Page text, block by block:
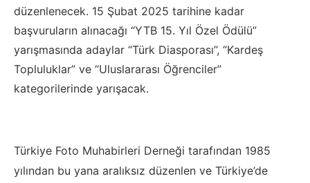
düzenlenecek. 15 Şubat 2025 tarihine kadar
başvuruların alınacağı “YTB 15. Yıl Özel Ödülü”
yarışmasında adaylar “Türk Diasporası”, “Kardeş
Topluluklar” ve “Uluslararası Öğrenciler”
kategorilerinde yarışacak.
Türkiye Foto Muhabirleri Derneği tarafından 1985
yılından bu yana aralıksız düzenlen ve Türkiye’de